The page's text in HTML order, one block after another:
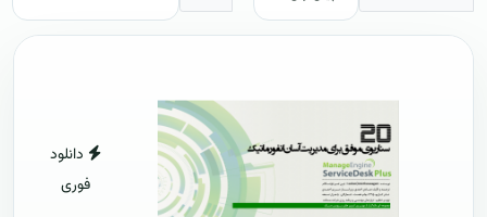
دانلود
فوری